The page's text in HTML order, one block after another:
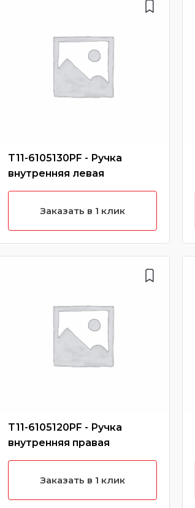
T11-6105130PF - Ручка
внутренняя левая
Заказать в 1 клик
T11-6105120PF - Ручка
внутренняя правая
Заказать в 1 клик